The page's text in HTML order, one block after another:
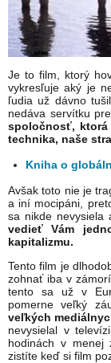
Je to film, ktorý
vykresľuje aký je
ľudia už dávno
nedáva servítku
spoločnosť, ktorá
technika, naše
Kniha o
Avšak toto nie je
a iní mocipáni,
sa nikde nevysiela
vedieť Vám
kapitalizmu.
Tento film je
zohnať iba v
tento sa už v
pomerne veľký
veľkých
nevysielal v
hodinách v menej
zistíte keď si film